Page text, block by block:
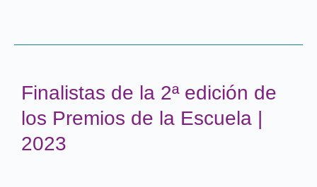
Finalistas de la 2ª edición de
los Premios de la Escuela |
2023